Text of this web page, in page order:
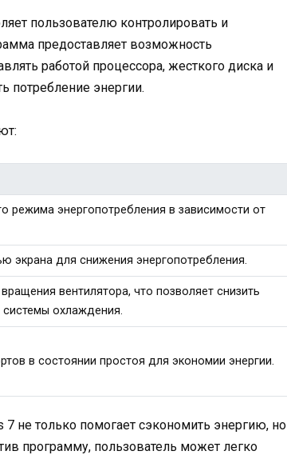
пользователю контролировать и
предоставляет возможность
работой процессора, жесткого диска и
потребление энергии.
режима энергопотребления в зависимости от
экрана для снижения энергопотребления.
вентилятора, что позволяет снизить
системы охлаждения.
в состоянии простоя для экономии энергии.
не только помогает сэкономить энергию, но
программу, пользователь может легко